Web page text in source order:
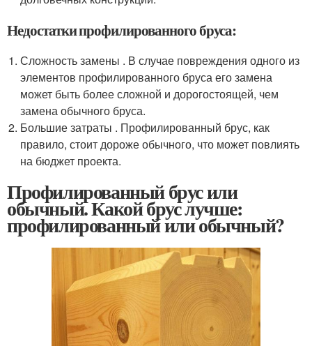
Недостатки профилированного бруса:
Сложность замены . В случае повреждения одного из
элементов профилированного бруса его замена
может быть более сложной и дорогостоящей, чем
замена обычного бруса.
Большие затраты . Профилированный брус, как
правило, стоит дороже обычного, что может повлиять
на бюджет проекта.
Профилированный брус или
обычный. Какой брус лучше:
профилированный или обычный?